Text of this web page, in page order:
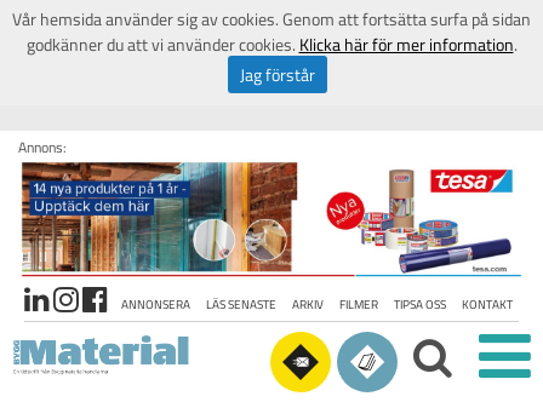
Annons:
ANNONSERA LÄS SENASTE ARKIV FILMER TIPSA OSS KONTAKT
Vår hemsida använder sig av cookies. Genom att fortsätta surfa på sidan
godkänner du att vi använder cookies. Klicka här för mer information.
Jag förstår